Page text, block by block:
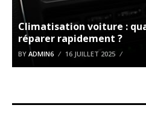
Climatisation voiture :
réparer rapidement ?
BY ADMIN6 16 JUILLET 2025